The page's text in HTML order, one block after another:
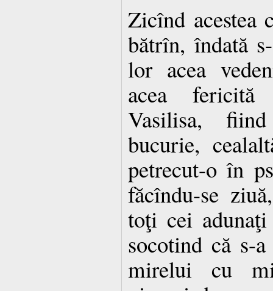
Zicînd acestea
bătrîn, îndată
lor acea
acea
Vasilisa,
bucurie,
petrecut-o în
făcîndu-se
toţi cei adunaţi
socotind că s-
mirelui cu